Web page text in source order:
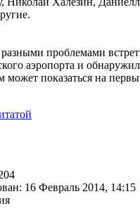
разными проблемами
аэропорта и
показаться на
16 Февраль 2014, 14:15